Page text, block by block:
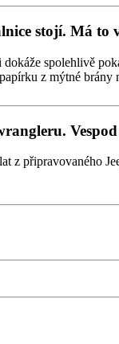
stojí. Má to
spolehlivě
z mýtné brány
z připravovaného